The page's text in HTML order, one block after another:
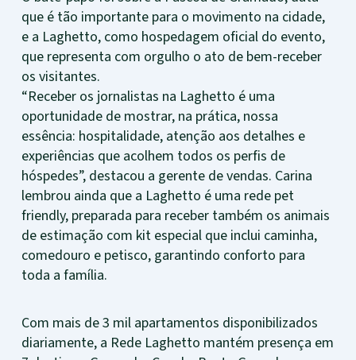
que é tão importante para o movimento na cidade,
e a Laghetto, como hospedagem oficial do evento,
que representa com orgulho o ato de bem-receber
os visitantes.
“Receber os jornalistas na Laghetto é uma
oportunidade de mostrar, na prática, nossa
essência: hospitalidade, atenção aos detalhes e
experiências que acolhem todos os perfis de
hóspedes”, destacou a gerente de vendas. Carina
lembrou ainda que a Laghetto é uma rede pet
friendly, preparada para receber também os animais
de estimação com kit especial que inclui caminha,
comedouro e petisco, garantindo conforto para
toda a família.
Com mais de 3 mil apartamentos disponibilizados
diariamente, a Rede Laghetto mantém presença em